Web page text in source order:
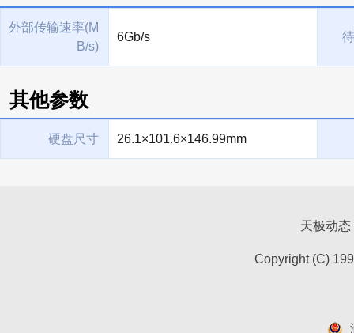
外部传输速率(M
B/s)
6Gb/s
其他参数
硬盘尺寸 26.1×101.6×146.99mm
天极动态
Copyright (C)